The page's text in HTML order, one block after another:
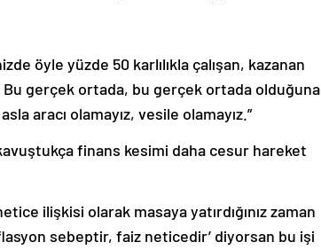
öyle yüzde 50 karlılıkla çalışan, kazanan
gerçek ortada, bu gerçek ortada olduğuna
aracı olamayız, vesile olamayız.”
finans kesimi daha cesur hareket
ilişkisi olarak masaya yatırdığınız zaman
sebeptir, faiz neticedir’ diyorsan bu işi